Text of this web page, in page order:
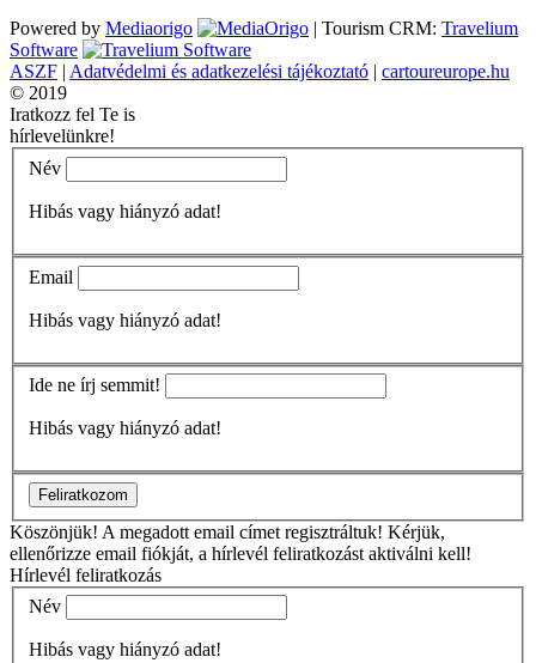
Powered by Mediaorigo | Tourism CRM: Travelium
Software
ASZF | Adatvédelmi és adatkezelési tájékoztató | cartoureurope.hu
© 2019
Iratkozz fel Te is
hírlevelünkre!
Név
Hibás vagy hiányzó adat!
Email
Hibás vagy hiányzó adat!
Ide ne írj semmit!
Hibás vagy hiányzó adat!
Feliratkozom
Köszönjük! A megadott email címet regisztráltuk! Kérjük,
ellenőrizze email fiókját, a hírlevél feliratkozást aktiválni kell!
Hírlevél feliratkozás
Név
Hibás vagy hiányzó adat!